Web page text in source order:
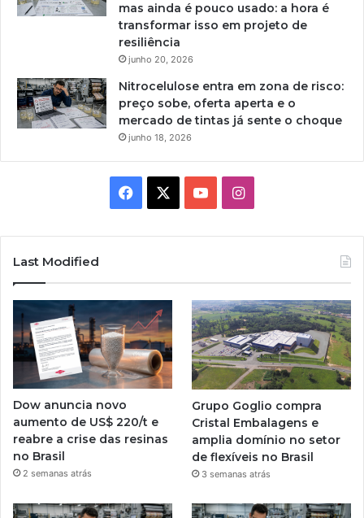
mas ainda é pouco usado: a hora é
transformar isso em projeto de
resiliência
junho 20, 2026
Nitrocelulose entra em zona de risco:
preço sobe, oferta aperta e o
mercado de tintas já sente o choque
junho 18, 2026
Facebook YouTubeInstagram
Last Modified
Dow anuncia novo
aumento de US$ 220/t e
reabre a crise das resinas
no Brasil
2 semanas atrás
Grupo Goglio compra
Cristal Embalagens e
amplia domínio no setor
de flexíveis no Brasil
3 semanas atrás